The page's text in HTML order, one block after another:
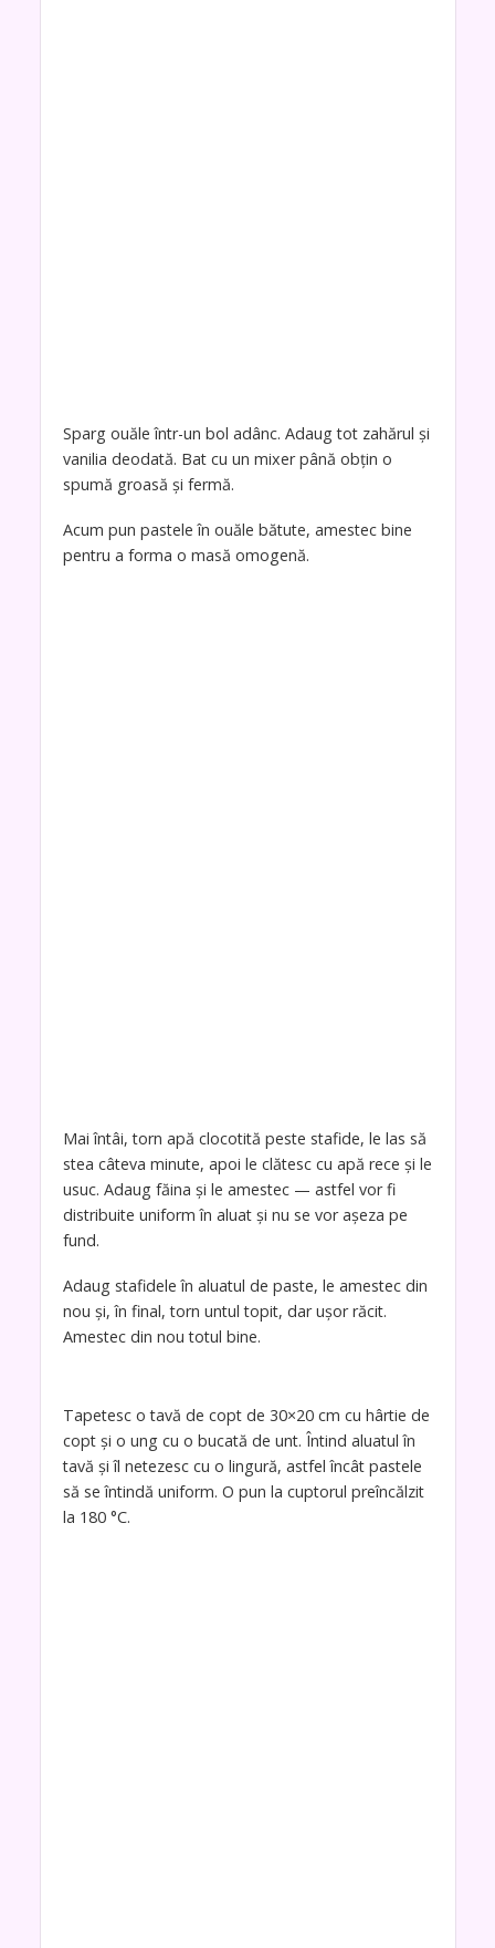
Sparg ouăle într-un bol adânc. Adaug tot zahărul și
vanilia deodată. Bat cu un mixer până obțin o
spumă groasă și fermă.
Acum pun pastele în ouăle bătute, amestec bine
pentru a forma o masă omogenă.
Mai întâi, torn apă clocotită peste stafide, le las să
stea câteva minute, apoi le clătesc cu apă rece și le
usuc. Adaug făina și le amestec — astfel vor fi
distribuite uniform în aluat și nu se vor așeza pe
fund.
Adaug stafidele în aluatul de paste, le amestec din
nou și, în final, torn untul topit, dar ușor răcit.
Amestec din nou totul bine.
Tapetesc o tavă de copt de 30×20 cm cu hârtie de
copt și o ung cu o bucată de unt. Întind aluatul în
tavă și îl netezesc cu o lingură, astfel încât pastele
să se întindă uniform. O pun la cuptorul preîncălzit
la 180 °C.